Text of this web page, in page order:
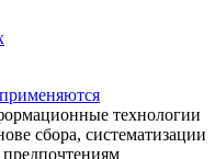
применяются
технологии
сбора, систематизации